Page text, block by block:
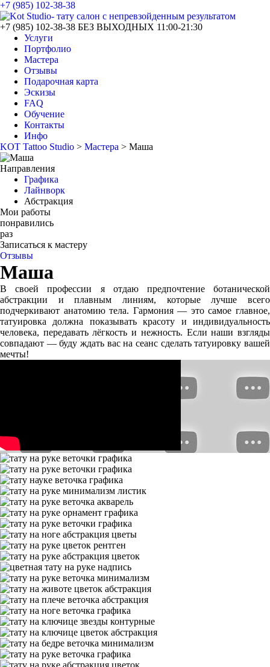
+7 (985) 102-38-38
+7 (985) 102-38-38 БЕЗ ВЫХОДНЫХ 11:00-21:30
Услуги
Портфолио
Мастера
Отзывы
Подарочная карта
Эскизы
FAQ
Обучение
Контакты
Инфо
KOT Tattoo Studio > Мастера > Маша
Направления
Графика
Лайнворк
Абстракция
Мои работы
понравились
раз
Записаться к мастеру
Отзывы
Маша
В своей профессии я отдаю предпочтение ботанической
абстракции и плавным линиям, которые лучше всего
подчеркивают анатомию тела. Гармония — это самое главное,
татуировка должна показывать красоту и индивидуальность
человека, передавать лёгкость и нежность. Если наши взгляды
совпадают — буду ждать вас на сеанс сделать татуировку вашей
мечты!